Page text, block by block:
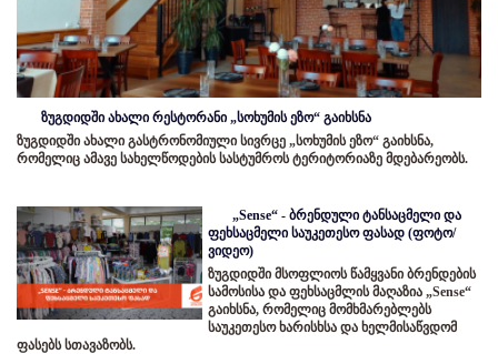
ზუგდიდში ახალი რესტორანი „სოხუმის ეზო“ გაიხსნა
ზუგდიდში ახალი გასტრონომიული სივრცე „სოხუმის ეზო“ გაიხსნა,
რომელიც ამავე სახელწოდების სასტუმროს ტერიტორიაზე მდებარეობს.
„Sense“ - ბრენდული ტანსაცმელი და
ფეხსაცმელი საუკეთესო ფასად (ფოტო/
ვიდეო)
ზუგდიდში მსოფლიოს წამყვანი ბრენდების
სამოსისა და ფეხსაცმლის მაღაზია „Sense“
გაიხსნა, რომელიც მომხმარებლებს
საუკეთესო ხარისხსა და ხელმისაწვდომ
ფასებს სთავაზობს.